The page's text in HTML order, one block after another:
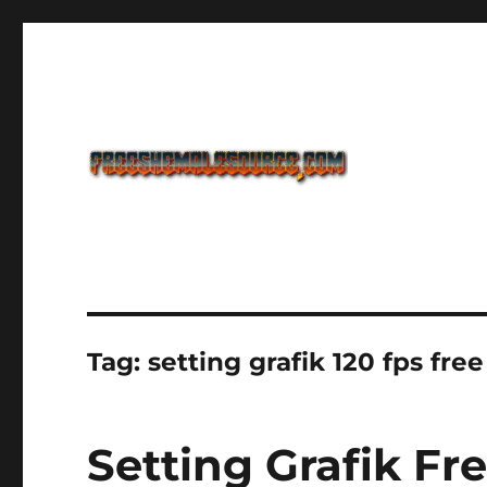
Tag:setting grafik 120 fps
Setting Grafik